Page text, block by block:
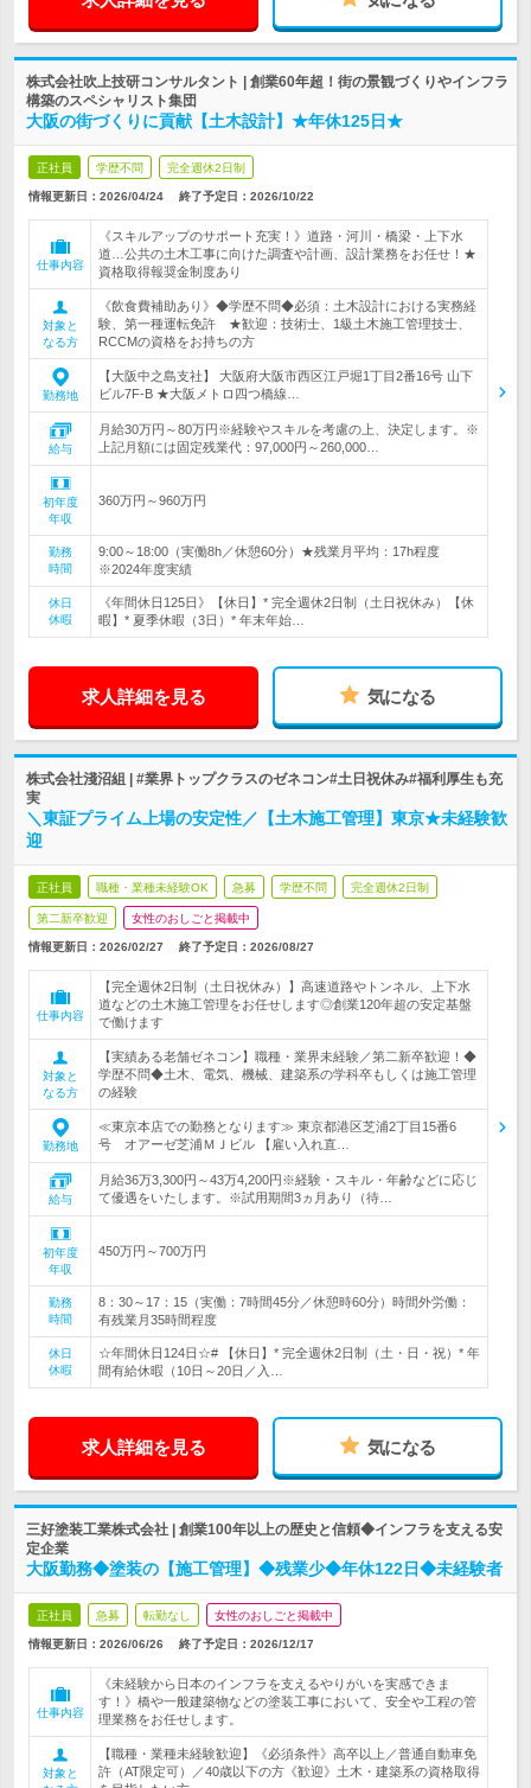
株式会社吹上技研コンサルタント | 創業60年超！街の景観づくりやインフラ
構築のスペシャリスト集団
大阪の街づくりに貢献【土木設計】★年休125日★
正社員 学歴不問 完全週休2日制
情報更新日：2026/04/24 終了予定日： 2026/10/22
仕事内容
《スキルアップのサポート充実！》道路・河川・橋梁・上下水
道…公共の土木工事に向けた調査や計画、設計業務をお任せ！★
資格取得報奨金制度あり
対象と
なる方
《飲食費補助あり》◆学歴不問◆必須：土木設計における実務経
験、第一種運転免許 ★歓迎：技術士、1級土木施工管理技士、
RCCMの資格をお持ちの方
勤務地
【大阪中之島支社】 大阪府大阪市西区江戸堀1丁目2番16号 山下
ビル7F-B ★大阪メトロ四つ橋線…
給与
月給30万円～80万円※経験やスキルを考慮の上、決定します。※
上記月額には固定残業代：97,000円～260,000…
初年度
年収
360万円～960万円
勤務
時間
9:00～18:00（実働8h／休憩60分）★残業月平均：17h程度
※2024年度実績
休日
休暇
《年間休日125日》【休日】* 完全週休2日制（土日祝休み）【休
暇】* 夏季休暇（3日）* 年末年始…
求人詳細を見る 気になる
株式会社淺沼組 | #業界トップクラスのゼネコン#土日祝休み#福利厚生も充
実
＼東証プライム上場の安定性／【土木施工管理】東京★未経験歓
迎
正社員 職種・業種未経験OK 急募 学歴不問 完全週休2日制
第二新卒歓迎 女性のおしごと掲載中
情報更新日：2026/02/27 終了予定日： 2026/08/27
仕事内容
【完全週休2日制（土日祝休み）】高速道路やトンネル、上下水
道などの土木施工管理をお任せします◎創業120年超の安定基盤
で働けます
対象と
なる方
【実績ある老舗ゼネコン】職種・業界未経験／第二新卒歓迎！◆
学歴不問◆土木、電気、機械、建築系の学科卒もしくは施工管理
の経験
勤務地
≪東京本店での勤務となります≫ 東京都港区芝浦2丁目15番6
号 オアーゼ芝浦ＭＪビル 【雇い入れ直…
給与
月給36万3,300円～43万4,200円※経験・スキル・年齢などに応じ
て優遇をいたします。※試用期間3ヵ月あり（待…
初年度
年収
450万円～700万円
勤務
時間
8：30～17：15（実働：7時間45分／休憩時60分）時間外労働：
有残業月35時間程度
休日
休暇
☆年間休日124日☆# 【休日】* 完全週休2日制（土・日・祝）* 年
間有給休暇（10日～20日／入…
求人詳細を見る 気になる
三好塗装工業株式会社 | 創業100年以上の歴史と信頼◆インフラを支える安
定企業
大阪勤務◆塗装の【施工管理】◆残業少◆年休122日◆未経験者
正社員 急募 転勤なし 女性のおしごと掲載中
情報更新日：2026/06/26 終了予定日： 2026/12/17
仕事内容
《未経験から日本のインフラを支えるやりがいを実感できま
す！》橋や一般建築物などの塗装工事において、安全や工程の管
理業務をお任せします。
対象と
【職種・業種未経験歓迎】《必須条件》高卒以上／普通自動車免
許（AT限定可）／40歳以下の方《歓迎》土木・建築系の資格取得